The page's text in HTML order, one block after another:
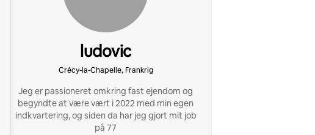
ludovic
Crécy-la-Chapelle, Frankrig
Jeg er passioneret omkring fast ejendom og
begyndte at være vært i 2022 med min egen
indkvartering, og siden da har jeg gjort mit job
på 77